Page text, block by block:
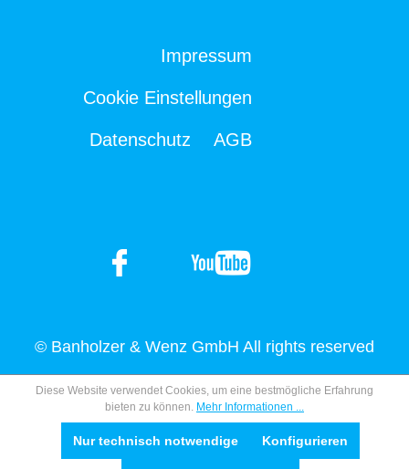
Impressum
Cookie Einstellungen
Datenschutz AGB
© Banholzer & Wenz GmbH All rights reserved
Diese Website verwendet Cookies, um eine bestmögliche Erfahrung
bieten zu können. Mehr Informationen ...
Nur technisch notwendige Konfigurieren